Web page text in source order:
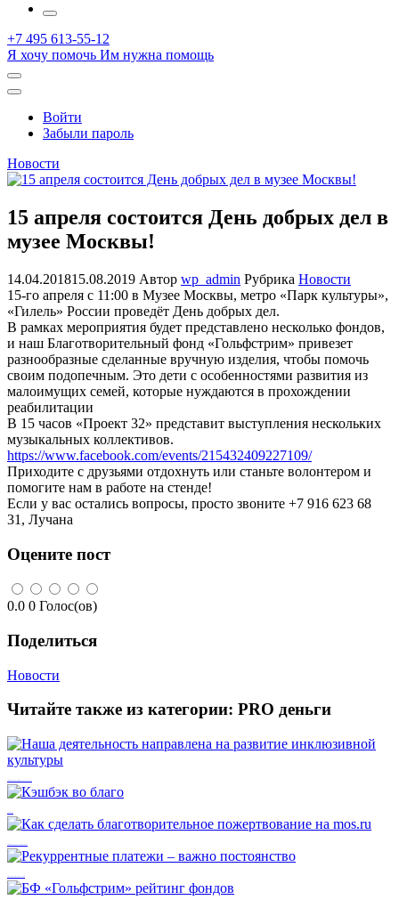
More
+7 495 613-55-12
Я хочу помочь Им нужна помощь
Открыть
поиск
Профиль
Войти
Забыли пароль
Новости
15 апреля состоится День добрых дел в
музее Москвы!
14.04.201815.08.2019 Автор wp_admin Рубрика Новости
15-го апреля с 11:00 в Музее Москвы, метро «Парк культуры»,
«Гилель» России проведёт День добрых дел.
В рамках мероприятия будет представлено несколько фондов,
и наш Благотворительный фонд «Гольфстрим» привезет
разнообразные сделанные вручную изделия, чтобы помочь
своим подопечным. Это дети с особенностями развития из
малоимущих семей, которые нуждаются в прохождении
реабилитации
В 15 часов «Проект 32» представит выступления нескольких
музыкальных коллективов.
https://www.facebook.com/events/215432409227109/
Приходите с друзьями отдохнуть или станьте волонтером и
помогите нам в работе на стенде!
Если у вас остались вопросы, просто звоните +7 916 623 68
31, Лучана
Оцените пост
0.0 0 Голос(ов)
Поделиться
Новости
Читайте также из категории: PRO деньги